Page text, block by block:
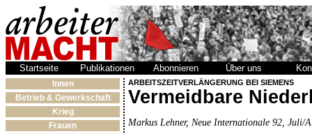
Startseite Publikationen Abonnieren Über uns
Innen
Betrieb & Gewerkschaft
Krieg
Frauen
ARBEITSZEITVERLÄNGERUNG BEI SIEMENS
Vermeidbare
Markus Lehner, Neue Internationale 92, Juli/